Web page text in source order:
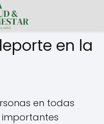
en la
en todas